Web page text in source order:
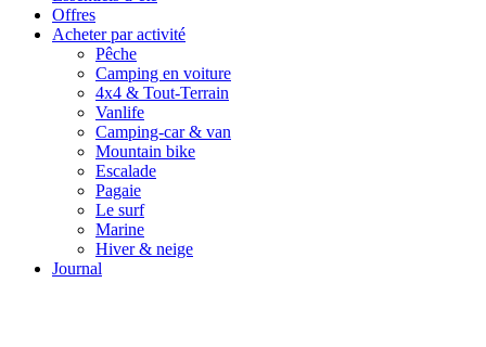
Offres
Acheter par activité
Pêche
Camping en voiture
4x4 & Tout-Terrain
Vanlife
Camping-car & van
Mountain bike
Escalade
Pagaie
Le surf
Marine
Hiver & neige
Journal